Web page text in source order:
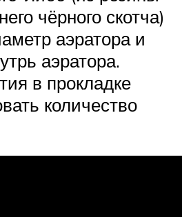
чёрного скотча)
аэратора и
аэратора.
в прокладке
количество